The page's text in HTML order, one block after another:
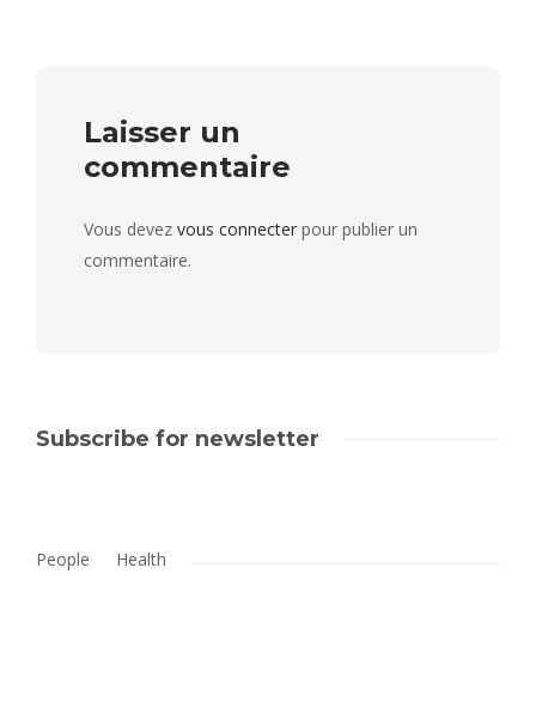
Laisser un
commentaire
Vous devez vous connecter pour publier un
commentaire.
Subscribe for newsletter
People Health